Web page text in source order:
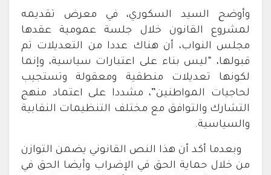
وأوضح السيد السكوري، في معرض تقديمه
لمشروع القانون خلال جلسة عمومية عقدها
مجلس النواب، أن هناك عددا من التعديلات تم
قبولها، “ليس بناء على اعتبارات سياسية، وإنما
لكونها تعديلات منطقية ومعقولة وتستجيب
لحاجيات المواطنين”، مشددا على اعتماد منهج
التشارك والتوافق مع مختلف التنظيمات النقابية
والسياسية.
وبعدما أكد أن هذا النص القانوني يضمن التوازن
من خلال حماية الحق في الإضراب وأيضا الحق في